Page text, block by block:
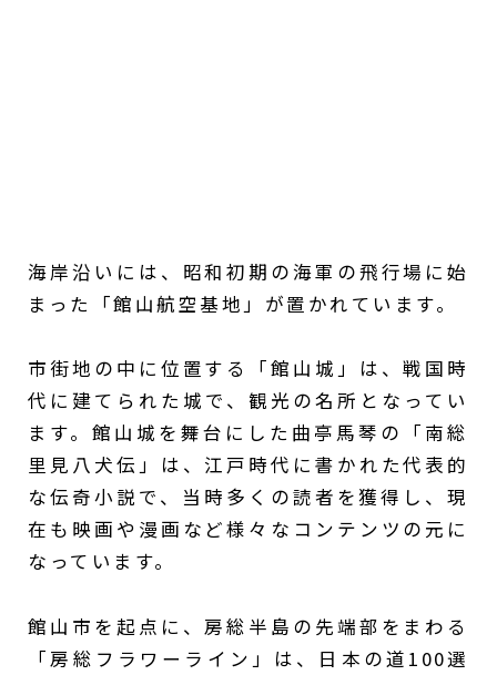
海岸沿いには、昭和初期の海軍の飛行場に始
まった「館山航空基地」が置かれています。
市街地の中に位置する「館山城」は、戦国時
代に建てられた城で、観光の名所となってい
ます。館山城を舞台にした曲亭馬琴の「南総
里見八犬伝」は、江戸時代に書かれた代表的
な伝奇小説で、当時多くの読者を獲得し、現
在も映画や漫画など様々なコンテンツの元に
なっています。
館山市を起点に、房総半島の先端部をまわる
「房総フラワーライン」は、日本の道100選